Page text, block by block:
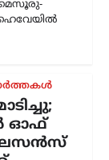
തരത്തിൽ